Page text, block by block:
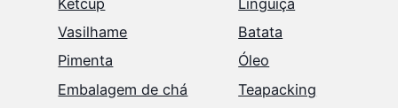
Vasilhame
Batata
Pimenta
Óleo
Embalagem de chá
Teapacking